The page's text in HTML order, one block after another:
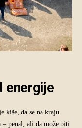
energije
kiše, da se na kraju
– penal, ali da može biti